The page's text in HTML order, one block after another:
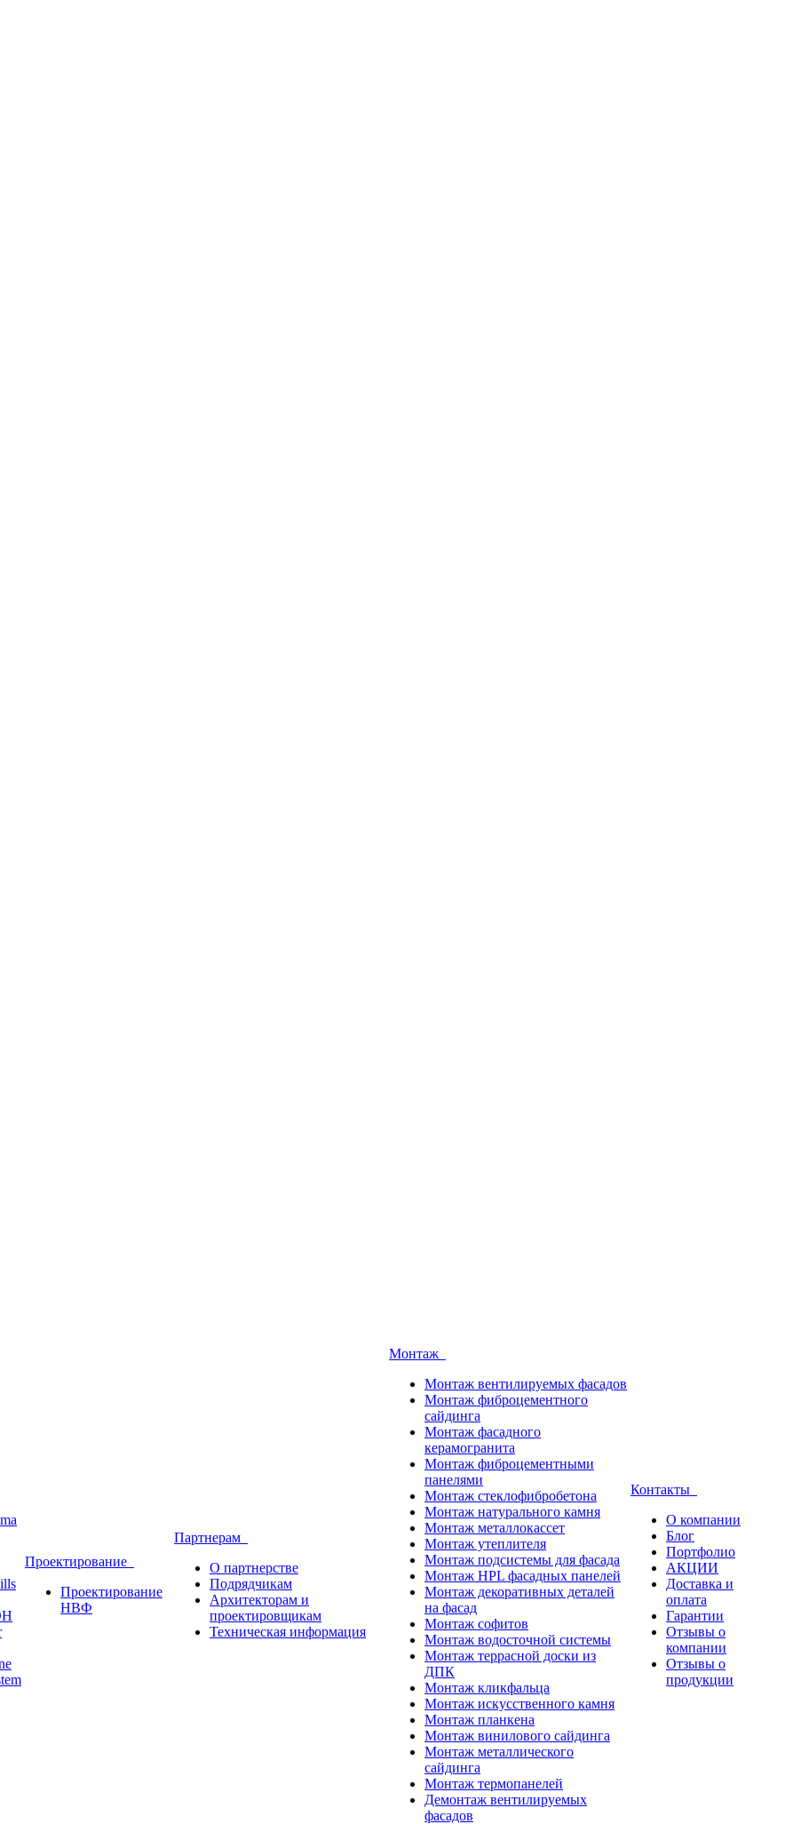
Проектирование
Проектирование
НВФ
Партнерам
О партнерстве
Подрядчикам
Архитекторам и
проектировщикам
Техническая информация
Монтаж
Монтаж вентилируемых фасадов
Монтаж фиброцементного
сайдинга
Монтаж фасадного
керамогранита
Монтаж фиброцементными
панелями
Монтаж стеклофибробетона
Монтаж натурального камня
Монтаж металлокассет
Монтаж утеплителя
Монтаж подсистемы для фасада
Монтаж HPL фасадных панелей
Монтаж декоративных деталей
на фасад
Монтаж софитов
Монтаж водосточной системы
Монтаж террасной доски из
ДПК
Монтаж кликфальца
Монтаж искусственного камня
Монтаж планкена
Монтаж винилового сайдинга
Монтаж металлического
сайдинга
Монтаж термопанелей
Демонтаж вентилируемых
фасадов
Контакты
О компании
Блог
Портфолио
АКЦИИ
Доставка и
оплата
Гарантии
Отзывы о
компании
Отзывы о
продукции